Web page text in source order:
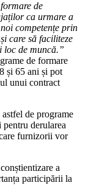
de
ca urmare a
competențe prin
care să faciliteze
loc de muncă.”
de formare
și 65 ani și pot
unui contract
de programe
derularea
furnizorii vor
a
participării la